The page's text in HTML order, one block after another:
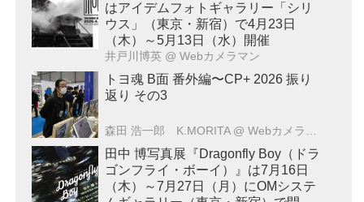
はアイデムフォトギャラリー「シリ
ウス」（東京・新宿）で4月23日
（木）～5月13日（水）開催
井戸川博英 @ Webカメラマン
トヨ魂 B面 番外編〜CP+ 2026 振り
返り その3
森田 浩一郎 K.MORITA @ Webカメラマン
田中 博写真展『Dragonfly Boy（ドラ
ゴンフライ・ボーイ）』は7月16日
（木）～7月27日（月）にOMシステ